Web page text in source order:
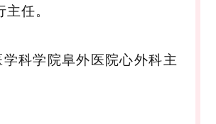
任。
学科学院阜外医院心外科主